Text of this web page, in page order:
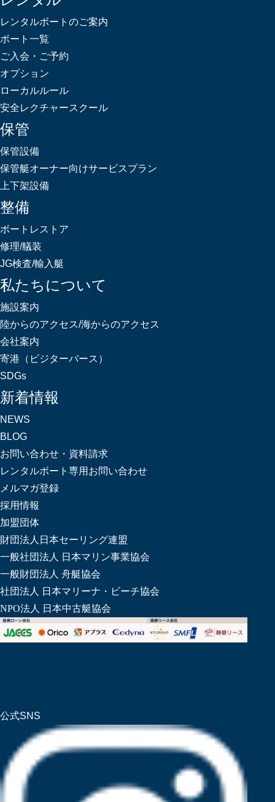
レンタルボートのご案内
ボート一覧
ご入会・ご予約
オプション
ローカルルール
安全レクチャースクール
保管
保管設備
保管艇オーナー向けサービスプラン
上下架設備
整備
ボートレストア
修理/艤装
JG検査/輸入艇
私たちについて
施設案内
陸からのアクセス/海からのアクセス
会社案内
寄港（ビジターバース）
SDGs
新着情報
NEWS
BLOG
お問い合わせ・資料請求
レンタルボート専用お問い合わせ
メルマガ登録
採用情報
加盟団体
財団法人日本セーリング連盟
一般社団法人 日本マリン事業協会
一般財団法人 舟艇協会
社団法人 日本マリーナ・ビーチ協会
NPO法人 日本中古艇協会
公式SNS